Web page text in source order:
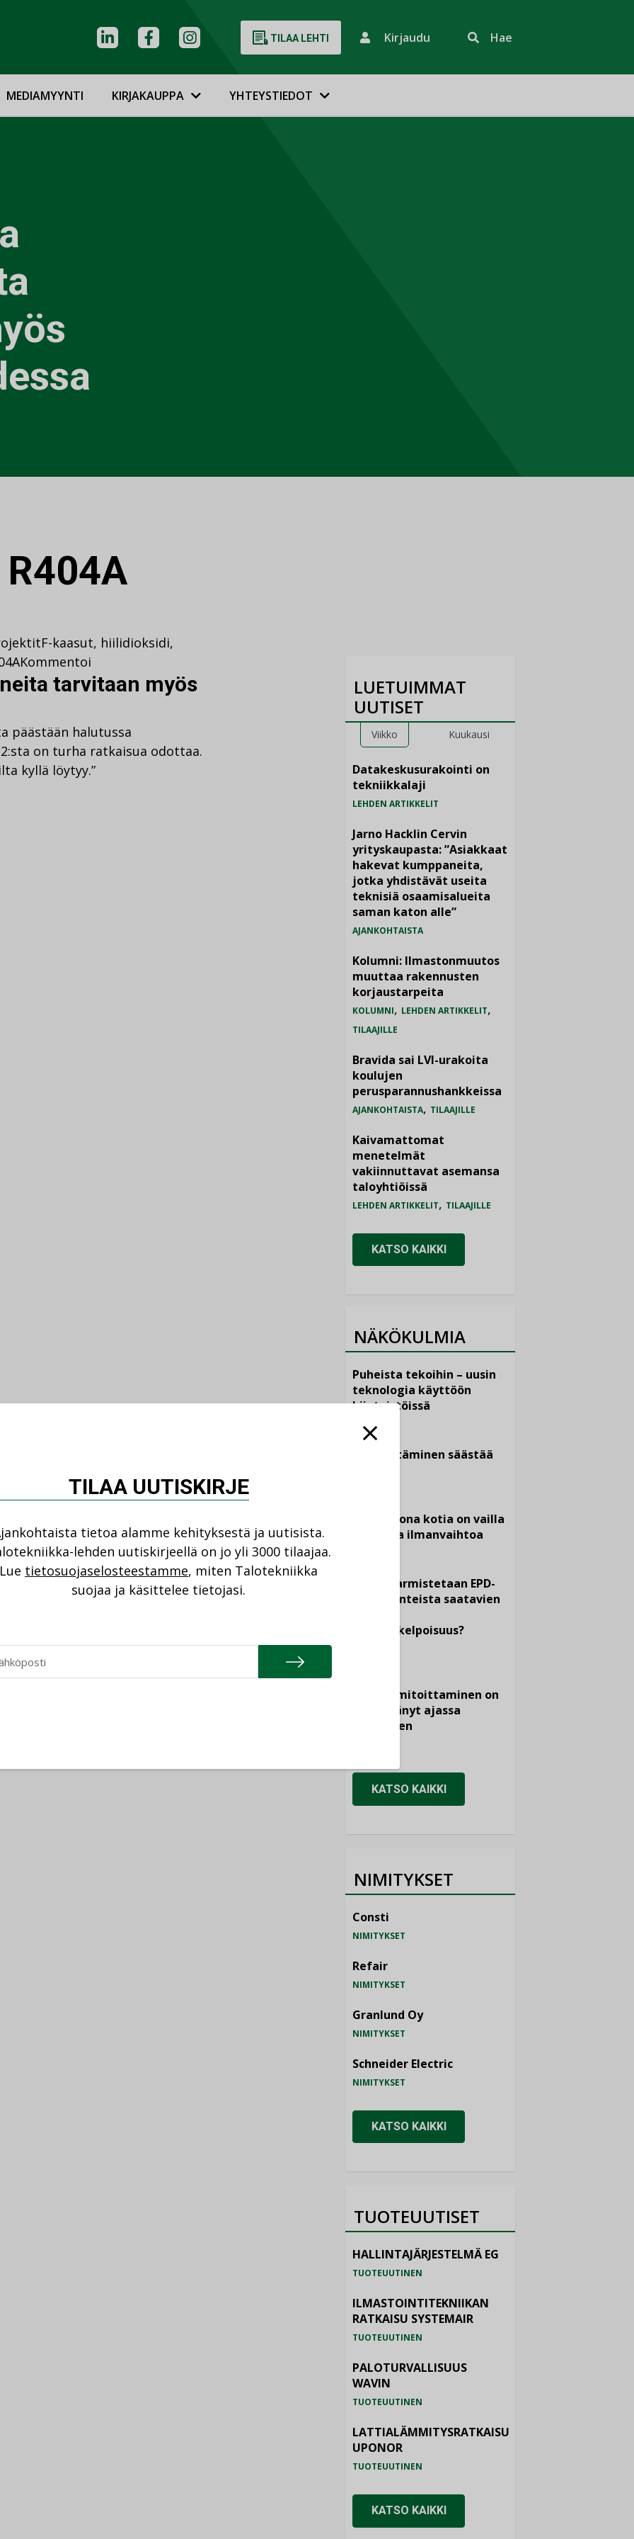
TILAA LEHTI Kirjaudu Hae
MEDIAMYYNTI KIRJAKAUPPA YHTEYSTIEDOT
R404A
F-kaasut, hiilidioksidi,
Kommentoi
tarvitaan myös
päästään halutussa
on turha ratkaisua odottaa.
kyllä löytyy.”
LUETUIMMAT
UUTISET
Viikko Kuukausi
Datakeskusurakointi on
tekniikkalaji
LEHDEN ARTIKKELIT
Jarno Hacklin Cervin
yrityskaupasta: ”Asiakkaat
hakevat kumppaneita,
jotka yhdistävät useita
teknisiä osaamisalueita
saman katon alle”
AJANKOHTAISTA
Kolumni: Ilmastonmuutos
muuttaa rakennusten
korjaustarpeita
KOLUMNI, LEHDEN ARTIKKELIT,
TILAAJILLE
Bravida sai LVI-urakoita
koulujen
perusparannushankkeissa
AJANKOHTAISTA, TILAAJILLE
Kaivamattomat
menetelmät
vakiinnuttavat asemansa
taloyhtiöissä
LEHDEN ARTIKKELIT, TILAAJILLE
KATSO KAIKKI
NÄKÖKULMIA
Puheista tekoihin – uusin
teknologia käyttöön
kiinteistöissä
KOLUMNI
Sähköistäminen säästää
Yli miljoona kotia on vailla
toimivaa ilmanvaihtoa
Miten varmistetaan EPD-
dokumenteista saatavien
vertailukelpoisuus?
viemärimitoittaminen on
jämähtänyt ajassa
paikalleen
KATSO KAIKKI
NIMITYKSET
Consti
NIMITYKSET
Refair
NIMITYKSET
Granlund Oy
NIMITYKSET
Schneider Electric
NIMITYKSET
KATSO KAIKKI
TUOTEUUTISET
HALLINTAJÄRJESTELMÄ EG
TUOTEUUTINEN
ILMASTOINTITEKNIIKAN
RATKAISU SYSTEMAIR
TUOTEUUTINEN
PALOTURVALLISUUS
WAVIN
TUOTEUUTINEN
LATTIALÄMMITYSRATKAISU
UPONOR
TUOTEUUTINEN
KATSO KAIKKI
TILAA UUTISKIRJE
tietoa alamme kehityksestä ja uutisista.
lehden uutiskirjeellä on jo yli 3000 tilaajaa.
Lue tietosuojaselosteestamme, miten Talotekniikka
suojaa ja käsittelee tietojasi.